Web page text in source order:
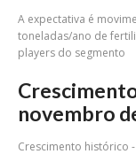
A expectativa é
toneladas/ano de
players do segmento
novembro
Crescimento histórico -